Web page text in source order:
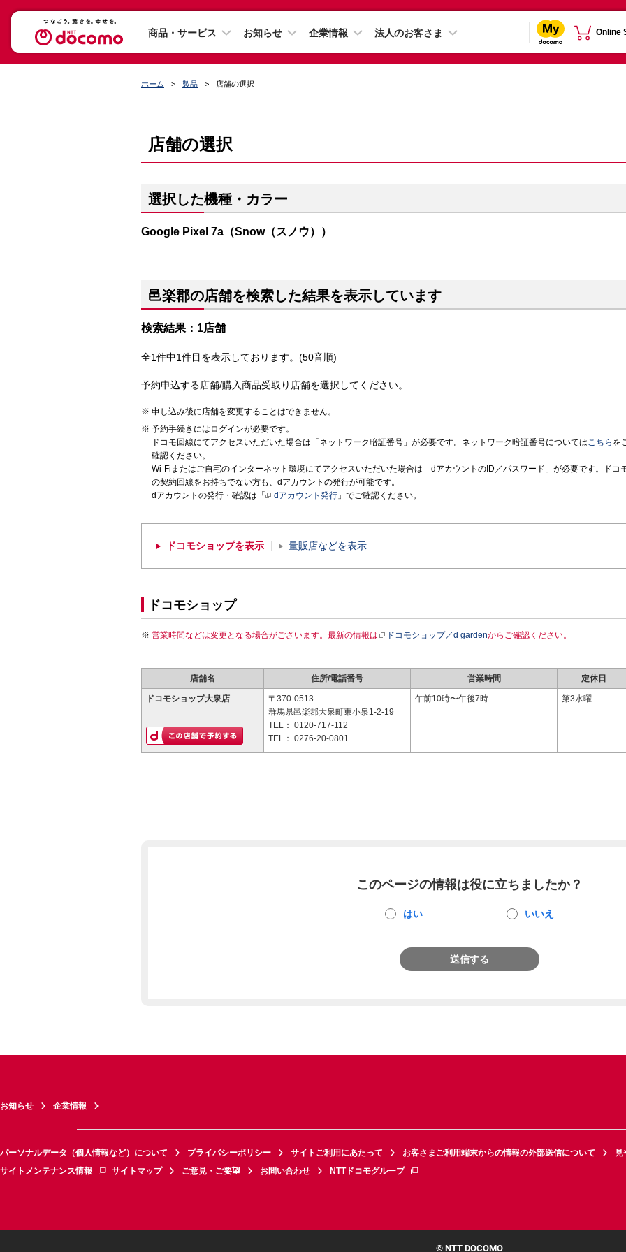
商品・サービス お知らせ 企業情報 法人のお客さま Online
ホーム 製品 店舗の選択
店舗の選択
選択した機種・カラー
Google Pixel 7a（Snow（スノウ））
邑楽郡の店舗を検索した結果を表示しています
検索結果：1店舗
全1件中1件目を表示しております。(50音順)
予約申込する店舗/購入商品受取り店舗を選択してください。
申し込み後に店舗を変更することはできません。
予約手続きにはログインが必要です。
ドコモ回線にてアクセスいただいた場合は「ネットワーク暗証番号」が必要です。ネットワーク暗証番号についてはこちら を
確認ください。
Wi-Fiまたはご自宅のインターネット環境にてアクセスいただいた場合は「dアカウントのID／パスワード」が必要です。ドコ
の契約回線をお持ちでない方も、dアカウントの発行が可能です。
dアカウントの発行・確認は「
dアカウント発行 」でご確認ください。
ドコモショップを表示 量販店などを表示
ドコモショップ
営業時間などは変更となる場合がございます。最新の情報は ドコモショップ／d gardenからご確認ください。
店舗名 住所/電話番号 営業時間 定休日
ドコモショップ大泉店
〒370-0513
群馬県邑楽郡大泉町東小泉1-2-19
TEL： 0120-717-112
TEL： 0276-20-0801
午前10時〜午後7時 第3水曜
このページの情報は役に立ちましたか？
はい いいえ
送信する
お知らせ 企業情報
パーソナルデータ（個人情報など）について プライバシーポリシー サイトご利用にあたって お客さまご利用端末からの情報の外部送信について
見
サイトメンテナンス情報
サイトマップ ご意見・ご要望 お問い合わせ NTTドコモグループ
© NTT DOCOMO